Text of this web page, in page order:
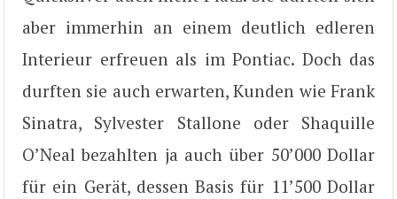
aber immerhin an einem deutlich edleren
Interieur erfreuen als im Pontiac. Doch das
durften sie auch erwarten, Kunden wie Frank
Sinatra, Sylvester Stallone oder Shaquille
O’Neal bezahlten ja auch über 50’000 Dollar
für ein Gerät, dessen Basis für 11’500 Dollar